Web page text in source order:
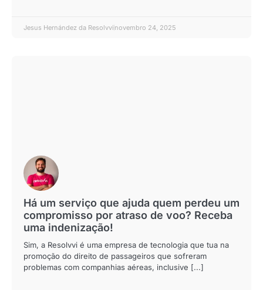
Jesus Hernández da Resolvvi novembro 24, 2025
Há um serviço que ajuda quem perdeu um
compromisso por atraso de voo? Receba
uma indenização!
Sim, a Resolvvi é uma empresa de tecnologia que tua na
promoção do direito de passageiros que sofreram
problemas com companhias aéreas, inclusive [...]